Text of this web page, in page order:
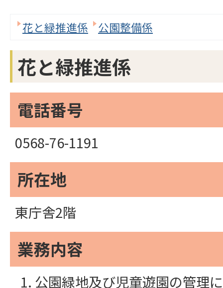
花と緑推進係 公園整備係
花と緑推進係
電話番号
0568-76-1191
所在地
東庁舎2階
業務内容
公園緑地及び児童遊園の管理